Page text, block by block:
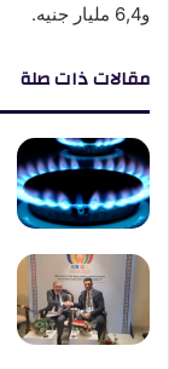
و6,4 مليار جنيه.
مقالات ذات صلة